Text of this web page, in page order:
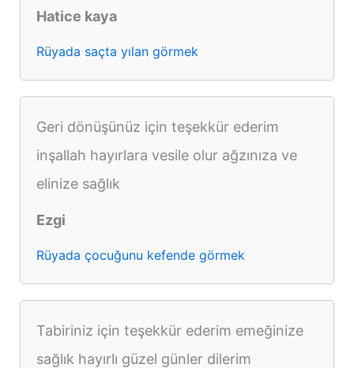
Hatice kaya
Rüyada saçta yılan görmek
Geri dönüşünüz için teşekkür ederim
inşallah hayırlara vesile olur ağzınıza ve
elinize sağlık
Ezgi
Rüyada çocuğunu kefende görmek
Tabiriniz için teşekkür ederim emeğinize
sağlık hayırlı güzel günler dilerim